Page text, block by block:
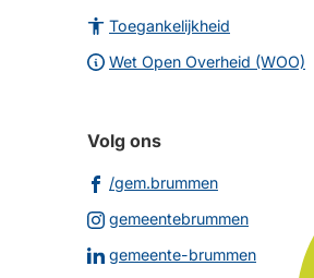
Toegankelijkheid
Wet Open Overheid (WOO)
Volg ons
/gem.brummen(Verwijst
externe
gemeentebrummen
gemeente-brummen